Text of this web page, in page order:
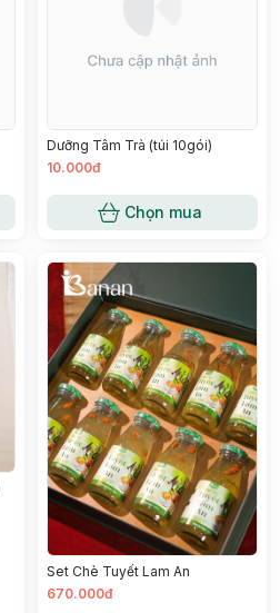
Dưỡng Tâm Trà (túi 10gói)
10.000đ
Chọn mua
Set Chè Tuyết Lam An
670.000đ